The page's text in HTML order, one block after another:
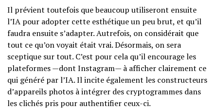
Il prévient toutefois que beaucoup utiliseront ensuite
l’IA pour adopter cette esthétique un peu brut, et qu’il
faudra ensuite s’adapter. Autrefois, on considérait que
tout ce qu’on voyait était vrai. Désormais, on sera
sceptique sur tout. C’est pour cela qu’il encourage les
plateformes —dont Instagram— à afficher clairement ce
qui généré par l’IA. Il incite également les constructeurs
d’appareils photos à intégrer des cryptogrammes dans
les clichés pris pour authentifier ceux-ci.